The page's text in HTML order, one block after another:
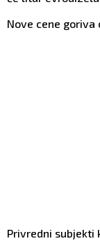
Nove cene goriva
Privredni subjekti